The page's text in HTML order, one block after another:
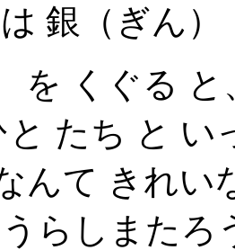
銀（ぎん
を くぐる
と たち と い
んて きれい
らしまた